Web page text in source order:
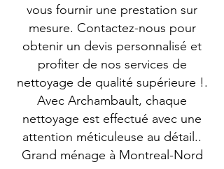
vous fournir une prestation sur
mesure. Contactez-nous pour
obtenir un devis personnalisé et
profiter de nos services de
nettoyage de qualité supérieure !.
Avec Archambault, chaque
nettoyage est effectué avec une
attention méticuleuse au détail..
Grand ménage à Montreal-Nord